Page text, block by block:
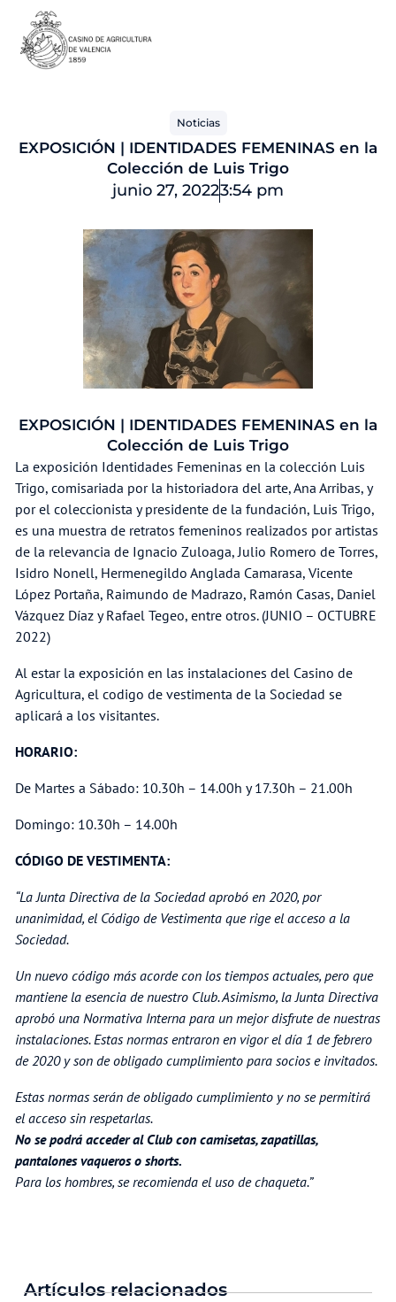
al
Noticias
EXPOSICIÓN | IDENTIDADES FEMENINAS en la
Colección de Luis Trigo
junio 27, 20223:54 pm
EXPOSICIÓN | IDENTIDADES FEMENINAS en la
Colección de Luis Trigo
La exposición Identidades Femeninas en la colección Luis
Trigo, comisariada por la historiadora del arte, Ana Arribas, y
por el coleccionista y presidente de la fundación, Luis Trigo,
es una muestra de retratos femeninos realizados por artistas
de la relevancia de Ignacio Zuloaga, Julio Romero de Torres,
Isidro Nonell, Hermenegildo Anglada Camarasa, Vicente
López Portaña, Raimundo de Madrazo, Ramón Casas, Daniel
Vázquez Díaz y Rafael Tegeo, entre otros. (JUNIO – OCTUBRE
2022)
Al estar la exposición en las instalaciones del Casino de
Agricultura, el codigo de vestimenta de la Sociedad se
aplicará a los visitantes.
HORARIO:
De Martes a Sábado: 10.30h – 14.00h y 17.30h – 21.00h
Domingo: 10.30h – 14.00h
CÓDIGO DE VESTIMENTA:
“La Junta Directiva de la Sociedad aprobó en 2020, por
unanimidad, el Código de Vestimenta que rige el acceso a la
Sociedad.
Un nuevo código más acorde con los tiempos actuales, pero que
mantiene la esencia de nuestro Club. Asimismo, la Junta Directiva
aprobó una Normativa Interna para un mejor disfrute de nuestras
instalaciones. Estas normas entraron en vigor el día 1 de febrero
de 2020 y son de obligado cumplimiento para socios e invitados.
Estas normas serán de obligado cumplimiento y no se permitirá
el acceso sin respetarlas.
No se podrá acceder al Club con camisetas, zapatillas,
pantalones vaqueros o shorts.
Para los hombres, se recomienda el uso de chaqueta.”
Artículos relacionados